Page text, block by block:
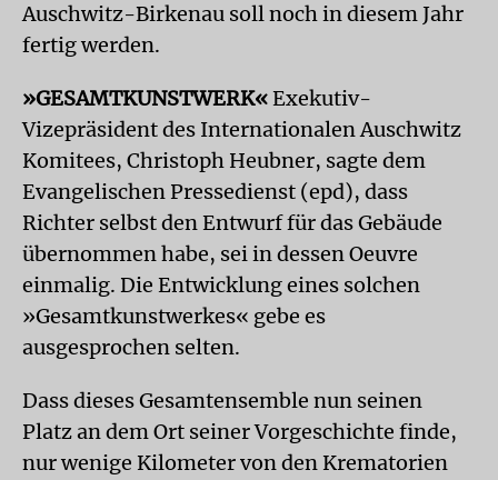
Auschwitz-Birkenau soll noch in diesem Jahr
fertig werden.
»GESAMTKUNSTWERK«Exekutiv-
Vizepräsident des Internationalen Auschwitz
Komitees, Christoph Heubner, sagte dem
Evangelischen Pressedienst (epd), dass
Richter selbst den Entwurf für das Gebäude
übernommen habe, sei in dessen Oeuvre
einmalig. Die Entwicklung eines solchen
»Gesamtkunstwerkes« gebe es
ausgesprochen selten.
Dass dieses Gesamtensemble nun seinen
Platz an dem Ort seiner Vorgeschichte finde,
nur wenige Kilometer von den Krematorien